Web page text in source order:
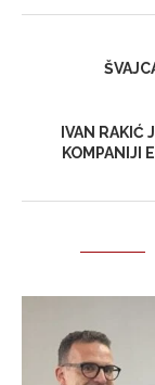
IVAN RAKIĆ
KOMPANIJI